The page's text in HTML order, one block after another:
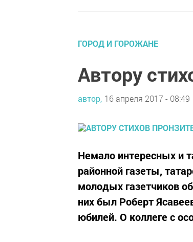
ГОРОД И ГОРОЖАНЕ
Автору
автор, 16 апреля 2017 - 08:49
Немало интересных и
районной газеты,
молодых газетчиков
них был Роберт
юбилей. О коллеге с